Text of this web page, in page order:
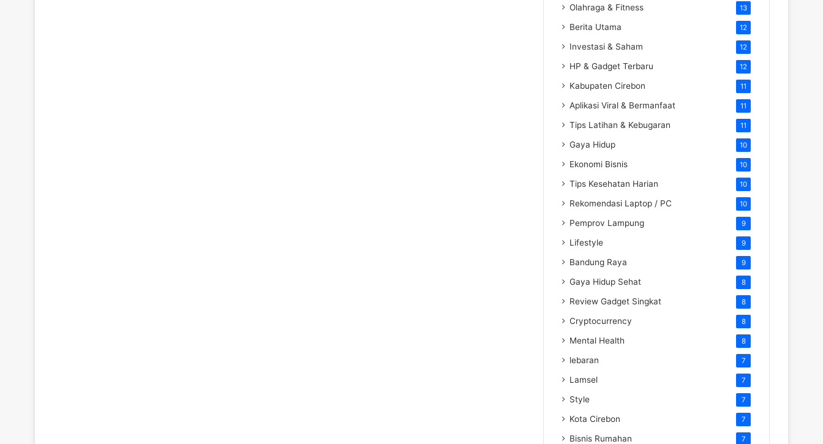
Olahraga & Fitness 13
Berita Utama 12
Investasi & Saham 12
HP & Gadget Terbaru 12
Kabupaten Cirebon 11
Aplikasi Viral & Bermanfaat 11
Tips Latihan & Kebugaran 11
Gaya Hidup 10
Ekonomi Bisnis 10
Tips Kesehatan Harian 10
Rekomendasi Laptop / PC 10
Pemprov Lampung 9
Lifestyle 9
Bandung Raya 9
Gaya Hidup Sehat 8
Review Gadget Singkat 8
Cryptocurrency 8
Mental Health 8
lebaran 7
Lamsel 7
Style 7
Kota Cirebon 7
Bisnis Rumahan 7